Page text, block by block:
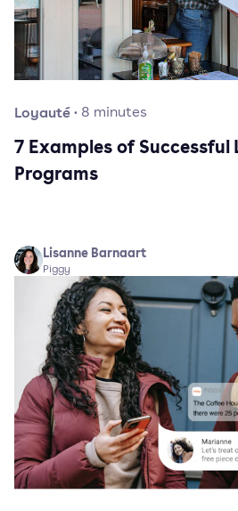
Loyauté· 8 minutes
7 Examples of
Programs
Lisanne Barnaart
Piggy